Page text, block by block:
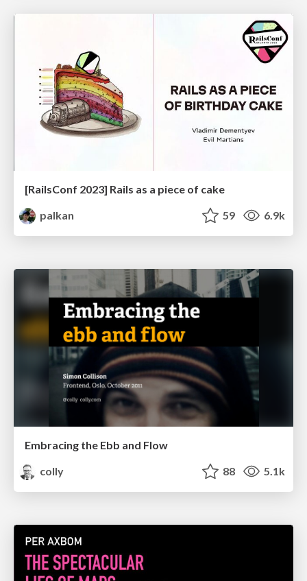
[RailsConf 2023] Rails as a piece of cake
palkan
59 6.9k
Embracing the Ebb and Flow
colly
88 5.1k